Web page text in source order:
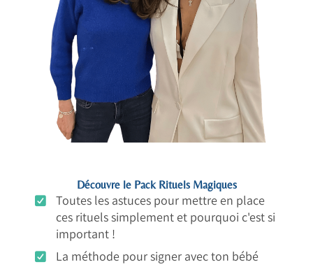
Découvre le Pack Rituels Magiques
Toutes les astuces pour mettre en place
ces rituels simplement et pourquoi c'est si
important !
La méthode pour signer avec ton bébé